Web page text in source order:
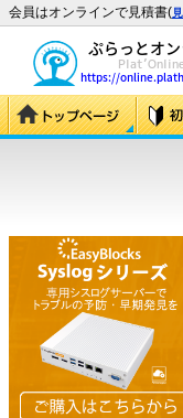
会員はオンラインで見積書(